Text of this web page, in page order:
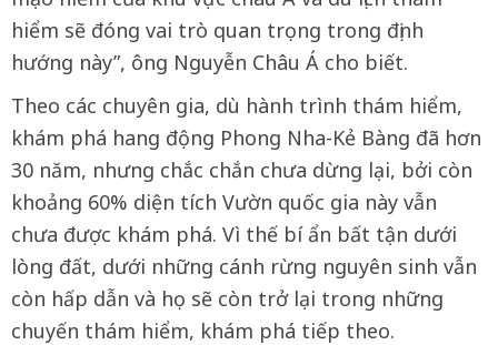
hiểm sẽ đóng vai trò quan trọng trong định
hướng này”, ông Nguyễn Châu Á cho biết.
Theo các chuyên gia, dù hành trình thám hiểm,
khám phá hang động Phong Nha-Kẻ Bàng đã hơn
30 năm, nhưng chắc chắn chưa dừng lại, bởi còn
khoảng 60% diện tích Vườn quốc gia này vẫn
chưa được khám phá. Vì thế bí ẩn bất tận dưới
lòng đất, dưới những cánh rừng nguyên sinh vẫn
còn hấp dẫn và họ sẽ còn trở lại trong những
chuyến thám hiểm, khám phá tiếp theo.